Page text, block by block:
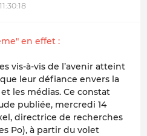
en effet :
vis-à-vis de l’avenir atteint
leur défiance envers la
les médias. Ce constat
publiée, mercredi 14
directrice de recherches
Po), à partir du volet